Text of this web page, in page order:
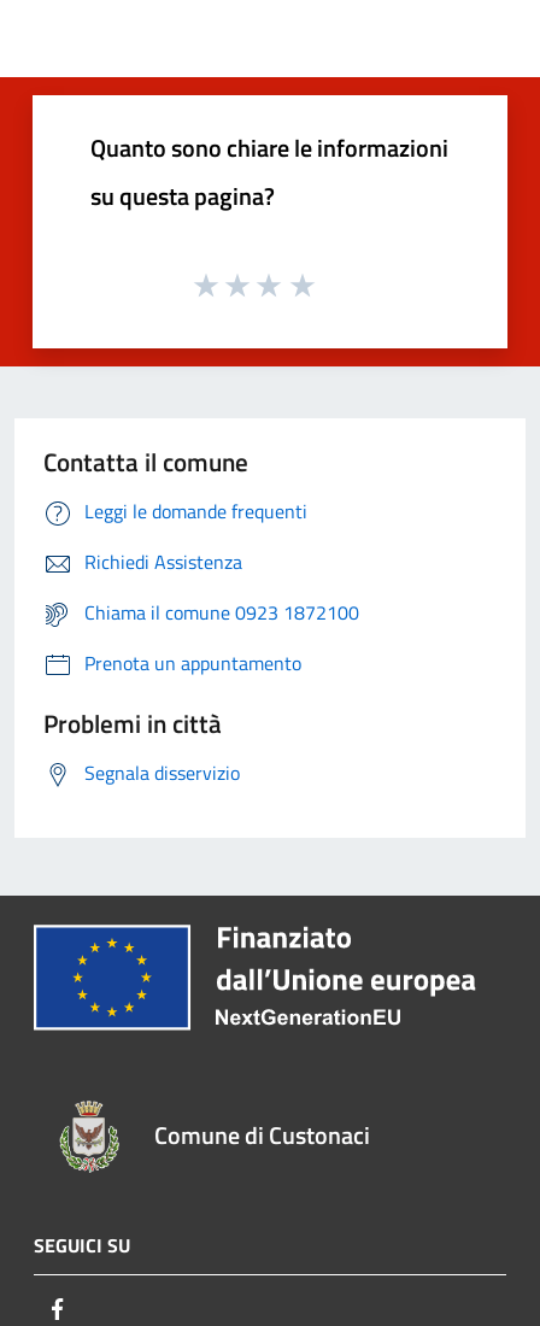
Quanto sono chiare le informazioni
su questa pagina?
Contatta il comune
Leggi le domande frequenti
Richiedi Assistenza
Chiama il comune 0923 1872100
Prenota un appuntamento
Problemi in città
Segnala disservizio
Comune di Custonaci
SEGUICI SU